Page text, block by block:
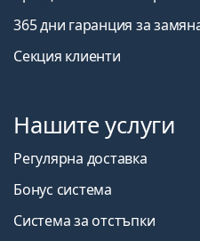
365 дни гаранция за
Секция клиенти
Нашите услуги
Регулярна доставка
Бонус система
Система за отстъпки